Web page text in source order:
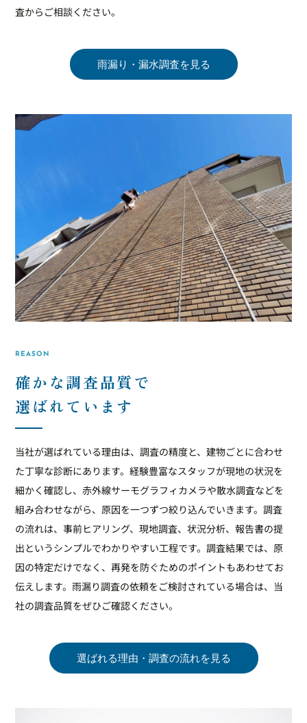
査からご相談ください。
雨漏り・漏水調査を見る
REASON
確かな調査品質で
選ばれています
当社が選ばれている理由は、調査の精度と、建物ごとに合わせ
た丁寧な診断にあります。経験豊富なスタッフが現地の状況を
細かく確認し、赤外線サーモグラフィカメラや散水調査などを
組み合わせながら、原因を一つずつ絞り込んでいきます。調査
の流れは、事前ヒアリング、現地調査、状況分析、報告書の提
出というシンプルでわかりやすい工程です。調査結果では、原
因の特定だけでなく、再発を防ぐためのポイントもあわせてお
伝えします。雨漏り調査の依頼をご検討されている場合は、当
社の調査品質をぜひご確認ください。
選ばれる理由・調査の流れを見る